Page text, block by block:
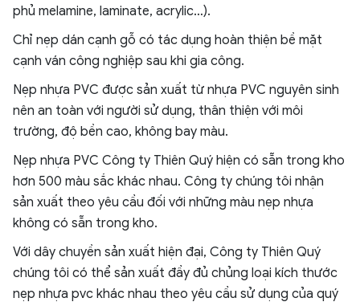
phủ melamine, laminate, acrylic…).
Chỉ nẹp dán cạnh gỗ có tác dụng hoàn thiện bề mặt
cạnh ván công nghiệp sau khi gia công.
Nẹp nhựa PVC được sản xuất từ nhựa PVC nguyên sinh
nên an toàn với người sử dụng, thân thiện với môi
trường, độ bền cao, không bay màu.
Nẹp nhựa PVC Công ty Thiên Quý hiện có sẵn trong kho
hơn 500 màu sắc khác nhau. Công ty chúng tôi nhận
sản xuất theo yêu cầu đối với những màu nẹp nhựa
không có sẵn trong kho.
Với dây chuyền sản xuất hiện đại, Công ty Thiên Quý
chúng tôi có thể sản xuất đầy đủ chủng loại kích thước
nẹp nhựa pvc khác nhau theo yêu cầu sử dụng của quý